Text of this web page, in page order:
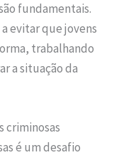
fundamentais.
evitar que jovens
trabalhando
a situação da
criminosas
é um desafio